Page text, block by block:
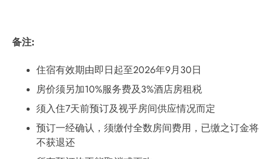
备注:
住宿有效期由即日起至2026年9月30日
房价须另加10%服务费及3%酒店房租税
须入住7天前预订及视乎房间供应情况而定
预订一经确认，须缴付全数房间费用，已缴之订金将
不获退还